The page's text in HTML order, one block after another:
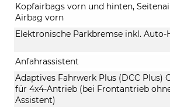
Kopfairbags vorn und hinten,
Airbag vorn
Elektronische Parkbremse inkl.
Anfahrassistent
Adaptives Fahrwerk Plus (DCC Plus)
für 4x4-Antrieb (bei Frontantrieb
Assistent)